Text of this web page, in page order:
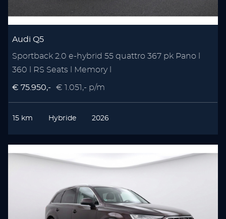
Audi Q5
Sportback 2.0 e-hybrid 55 quattro 367 pk Pano l
360 l RS Seats l Memory l
€ 75.950,- € 1.051,- p/m
15 km Hybride 2026